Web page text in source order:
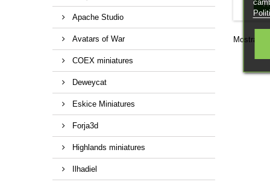
Apache Studio
Avatars of War
COEX miniatures
Deweycat
Eskice Miniatures
Forja3d
Highlands miniatures
Ilhadiel